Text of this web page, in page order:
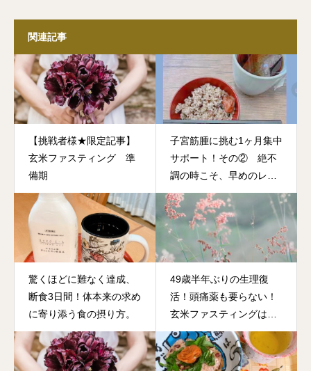
関連記事
【挑戦者様★限定記事】
玄米ファスティング 準
備期
子宮筋腫に挑む⁡1ヶ月集中
サポート！その② 絶不
調の時こそ、早めのレイ
キ！
驚くほどに難なく達成、
断食3日間！体本来の求め
に寄り添う食の摂り方。
49歳半年ぶりの生理復
活！頭痛薬も要らない！
玄米ファスティングは究
極の体質改善、アンチエ
イジング法だった！